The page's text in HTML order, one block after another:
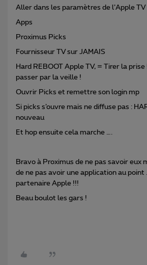
Aller dans les paramètres de l’Apple TV
Apps
Proximus Picks
Fournisseur TV sur JAMAIS
Hard REBOOT Apple TV, = Tirer la
passer par la veille !
Ouvrir Picks et remettre son login mp
Si picks s’ouvre mais ne diffuse pas :
nouveau
Et hop ensuite cela marche ….
Bravo à Proximus de ne pas savoir eux
de ne pas avoir une application au point
partenaire Apple !!!
Beau boulot les gars !